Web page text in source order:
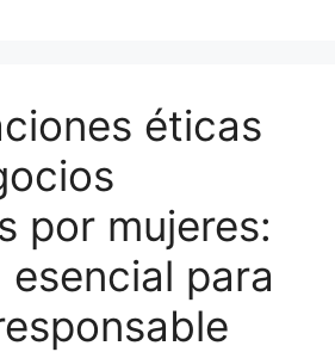
éticas
por mujeres:
esencial para